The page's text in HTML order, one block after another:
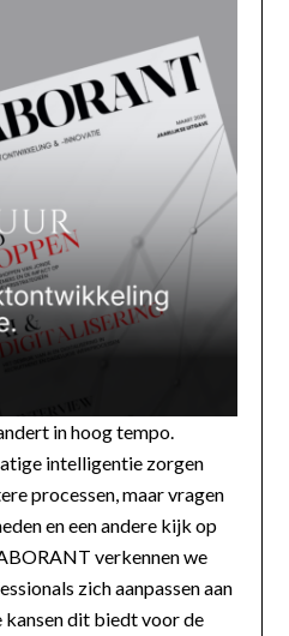
in hoog tempo.
intelligentie zorgen
processen, maar vragen
en een andere kijk op
verkennen we
zich aanpassen aan
kansen dit biedt voor de